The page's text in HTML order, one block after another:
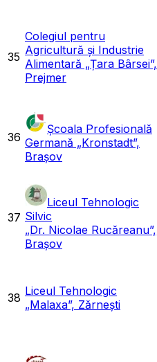
35
Colegiul pentru
Agricultură și Industrie
Alimentară „Țara Bârsei”,
Prejmer
36
Școala Profesională
Germană „Kronstadt”,
Brașov
37
Liceul Tehnologic
Silvic
„Dr. Nicolae Rucăreanu”,
Brașov
38 Liceul Tehnologic
„Malaxa”, Zărnești